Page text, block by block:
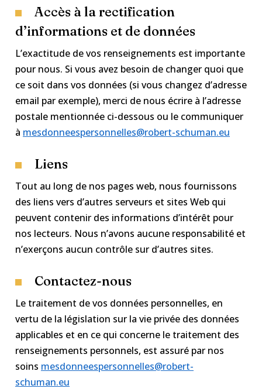
Accès à la rectification
d’informations et de données
L’exactitude de vos renseignements est importante
pour nous. Si vous avez besoin de changer quoi que
ce soit dans vos données (si vous changez d’adresse
email par exemple), merci de nous écrire à l’adresse
postale mentionnée ci-dessous ou le communiquer
à mesdonneespersonnelles@robert-schuman.eu
Liens
Tout au long de nos pages web, nous fournissons
des liens vers d’autres serveurs et sites Web qui
peuvent contenir des informations d’intérêt pour
nos lecteurs. Nous n’avons aucune responsabilité et
n’exerçons aucun contrôle sur d’autres sites.
Contactez-nous
Le traitement de vos données personnelles, en
vertu de la législation sur la vie privée des données
applicables et en ce qui concerne le traitement des
renseignements personnels, est assuré par nos
soins mesdonneespersonnelles@robert-
schuman.eu